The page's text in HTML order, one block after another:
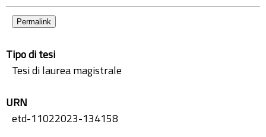
Permalink
Tipo di tesi
Tesi di laurea magistrale
URN
etd-11022023-134158